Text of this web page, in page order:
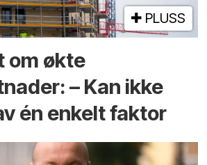
PLUSS
om økte
– Kan ikke
én enkelt faktor